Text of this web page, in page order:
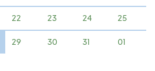
22 23 24 25
29 30 31 01